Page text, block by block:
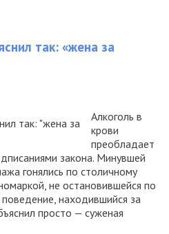
так: «жена за
Алкоголь в
крови
преобладает
закона. Минувшей
гонялись по столичному
не остановившейся по
находившийся за
просто — суженая